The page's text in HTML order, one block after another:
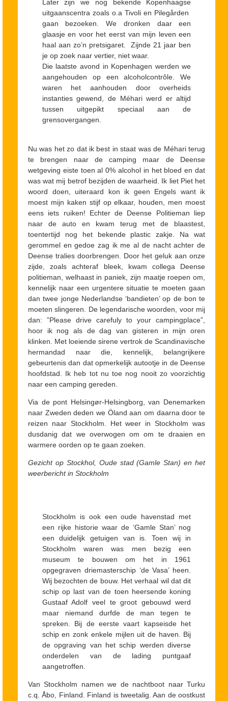
Later zijn we nog bekende Kopenhaagse
uitgaanscentra zoals o.a Tivoli en Pilegården
gaan bezoeken. We dronken daar een
glaasje en voor het eerst van mijn leven een
haal aan zo’n pretsigaret. Zijnde 21 jaar ben
je op zoek naar vertier, niet waar.
Die laatste avond in Kopenhagen werden we
aangehouden op een alcoholcontrôle. We
waren het aanhouden door overheids
instanties gewend, de Méhari werd er altijd
tussen uitgepikt speciaal aan de
grensovergangen.
Nu was het zo dat ik best in staat was de Méhari terug
te brengen naar de camping maar de Deense
wetgeving eiste toen al 0% alcohol in het bloed en dat
was wat mij betrof bezijden de waarheid. Ik liet Piet het
woord doen, uiteraard kon ik geen Engels want ik
moest mijn kaken stijf op elkaar, houden, men moest
eens iets ruiken! Echter de Deense Politieman liep
naar de auto en kwam terug met de blaastest,
toentertijd nog het bekende plastic zakje. Na wat
gerommel en gedoe zag ik me al de nacht achter de
Deense tralies doorbrengen. Door het geluk aan onze
zijde, zoals achteraf bleek, kwam collega Deense
politieman, welhaast in paniek, zijn maatje roepen om,
kennelijk naar een urgentere situatie te moeten gaan
dan twee jonge Nederlandse ‘bandieten’ op de bon te
moeten slingeren. De legendarische woorden, voor mij
dan: ”Please drive carefuly to your campingplace”,
hoor ik nog als de dag van gisteren in mijn oren
klinken. Met loeiende sirene vertrok de Scandinavische
hermandad naar die, kennelijk, belangrijkere
gebeurtenis dan dat opmerkelijk autootje in de Deense
hoofdstad. Ik heb tot nu toe nog nooit zo voorzichtig
naar een camping gereden.
Via de pont Helsingør-Helsingborg, van Denemarken
naar Zweden deden we Öland aan om daarna door te
reizen naar Stockholm. Het weer in Stockholm was
dusdanig dat we overwogen om om te draaien en
warmere oorden op te gaan zoeken.
Gezicht op Stockhol, Oude stad (Gamle Stan) en het
weerbericht in Stockholm
Stockholm is ook een oude havenstad met
een rijke historie waar de ‘Gamle Stan’ nog
een duidelijk getuigen van is. Toen wij in
Stockholm waren was men bezig een
museum te bouwen om het in 1961
opgegraven driemasterschip ‘de Vasa’ heen.
Wij bezochten de bouw. Het verhaal wil dat dit
schip op last van de toen heersende koning
Gustaaf Adolf veel te groot gebouwd werd
maar niemand durfde de man tegen te
spreken. Bij de eerste vaart kapseisde het
schip en zonk enkele mijlen uit de haven. Bij
de opgraving van het schip werden diverse
onderdelen van de lading puntgaaf
aangetroffen.
Van Stockholm namen we de nachtboot naar Turku
c.q. Åbo, Finland. Finland is tweetalig. Aan de oostkust